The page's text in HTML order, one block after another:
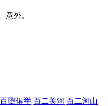
意外。
百堕俱举 百二关河 百二河山